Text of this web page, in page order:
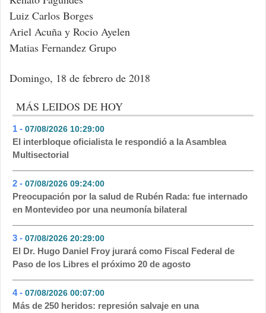
Luiz Carlos Borges
Ariel Acuña y Rocio Ayelen
Matias Fernandez Grupo
Domingo, 18 de febrero de 2018
MÁS LEIDOS DE HOY
1 - 07/08/2026 10:29:00
El interbloque oficialista le respondió a la Asamblea
Multisectorial
2 - 07/08/2026 09:24:00
Preocupación por la salud de Rubén Rada: fue internado
en Montevideo por una neumonía bilateral
3 - 07/08/2026 20:29:00
El Dr. Hugo Daniel Froy jurará como Fiscal Federal de
Paso de los Libres el próximo 20 de agosto
4 - 07/08/2026 00:07:00
Más de 250 heridos: represión salvaje en una